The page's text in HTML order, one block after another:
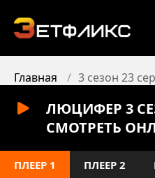
Главная 3 сезон 23
ЛЮЦИФЕР 3
СМОТРЕТЬ
ПЛЕЕР 1 ПЛЕЕР 2